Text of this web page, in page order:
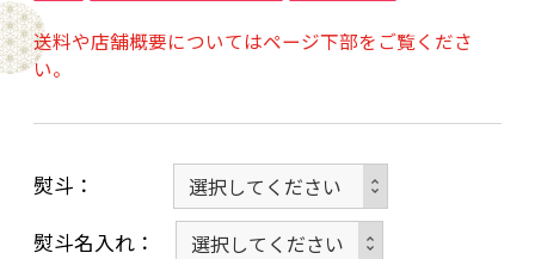
・山椒じゃこ：ちりめんじゃこ（国内製造）、
山椒の実・葉（国産）、醤油、砂糖、味醂／調
ｐH調整剤
〇箱サイズ：縦23.5×18.2×高さ3.5cm
〇発送目安：最短２～３営業日以内
※送料無料：一部地域（北海道、沖縄）を除く
送料や店舗概要についてはページ下部をご覧くださ
い。
熨斗
熨斗名入れ